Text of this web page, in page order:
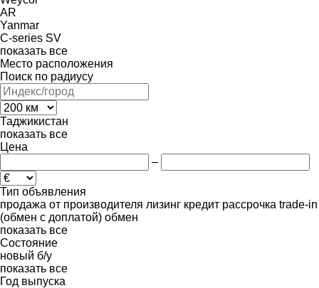
AR
Yanmar
C-series SV
показать все
Место расположения
Поиск по радиусу
Таджикистан
показать все
Цена
–
Тип объявления
продажа от производителя лизинг кредит рассрочка trade-in
(обмен с доплатой) обмен
показать все
Состояние
новый б/у
показать все
Год выпуска